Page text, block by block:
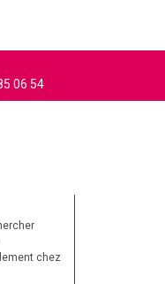
06 54
chez